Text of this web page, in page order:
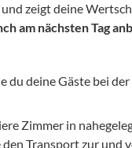
zeigt deine
am nächsten Tag
du deine Gäste bei
Zimmer in
Transport zur und